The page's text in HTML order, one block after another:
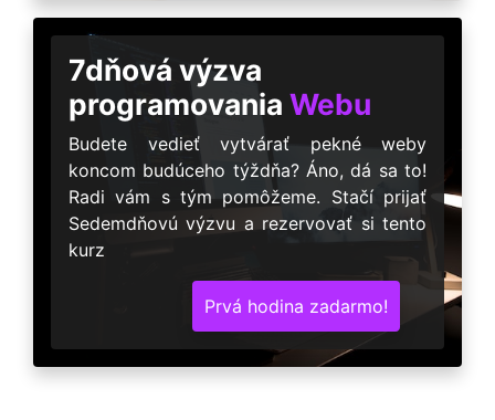
7dňová výzva
programovania Webu
Budete vedieť vytvárať pekné weby
koncom budúceho týždňa? Áno, dá sa to!
Radi vám s tým pomôžeme. Stačí prijať
Sedemdňovú výzvu a rezervovať si tento
kurz
Prvá hodina zadarmo!